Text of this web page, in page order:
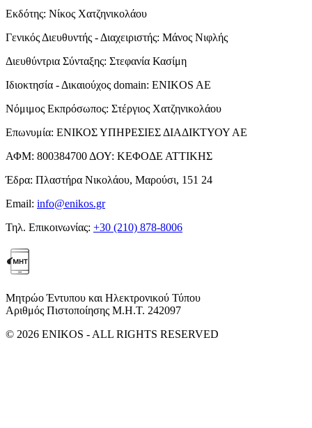
Εκδότης: Νίκος Χατζηνικολάου
Γενικός Διευθυντής - Διαχειριστής: Μάνος Νιφλής
Διευθύντρια Σύνταξης: Στεφανία Κασίμη
Ιδιοκτησία - Δικαιούχος domain: ENIKOS AE
Νόμιμος Εκπρόσωπος: Στέργιος Χατζηνικολάου
Επωνυμία: ΕΝΙΚΟΣ ΥΠΗΡΕΣΙΕΣ ΔΙΑΔΙΚΤΥΟΥ ΑΕ
ΑΦΜ: 800384700 ΔΟΥ: ΚΕΦΟΔΕ ΑΤΤΙΚΗΣ
Έδρα: Πλαστήρα Νικολάου, Μαρούσι, 151 24
Email: info@enikos.gr
Τηλ. Επικοινωνίας: +30 (210) 878-8006
Μητρώο Έντυπου και Ηλεκτρονικού Τύπου
Αριθμός Πιστοποίησης Μ.Η.Τ. 242097
© 2026 ENIKOS - ALL RIGHTS RESERVED